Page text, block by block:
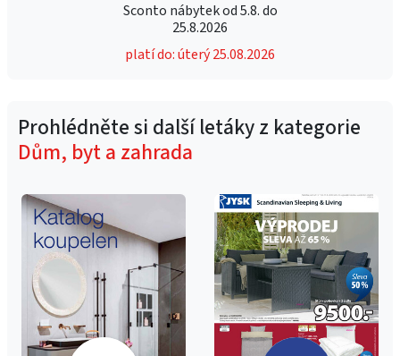
Sconto nábytek od 5.8. do
25.8.2026
platí do: úterý 25.08.2026
Prohlédněte si další letáky z kategorie
Dům, byt a zahrada